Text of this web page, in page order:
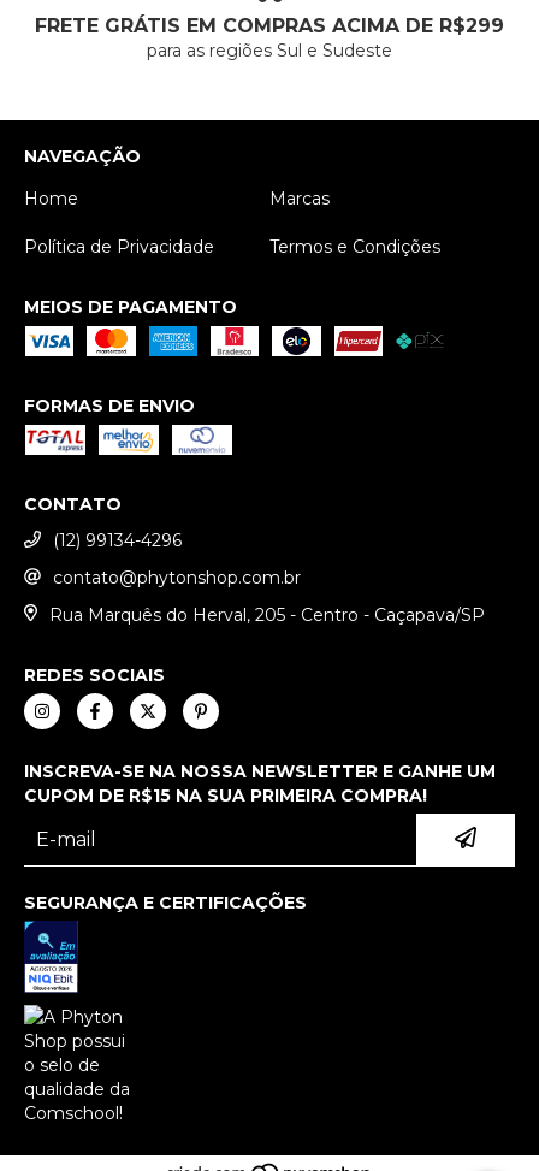
FRETE GRÁTIS EM COMPRAS ACIMA DE R$299
para as regiões Sul e Sudeste
NAVEGAÇÃO
Home
Marcas
Política de Privacidade Termos e Condições
MEIOS DE PAGAMENTO
FORMAS DE ENVIO
CONTATO
(12) 99134-4296
contato@phytonshop.com.br
Rua Marquês do Herval, 205 - Centro - Caçapava/SP
REDES SOCIAIS
INSCREVA-SE NA NOSSA NEWSLETTER E GANHE UM
CUPOM DE R$15 NA SUA PRIMEIRA COMPRA!
SEGURANÇA E CERTIFICAÇÕES